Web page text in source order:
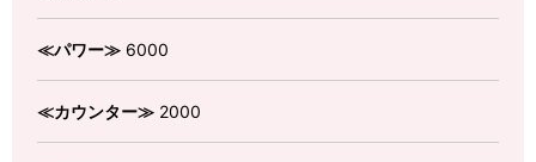
≪パワー≫ 6000
≪カウンター≫ 2000